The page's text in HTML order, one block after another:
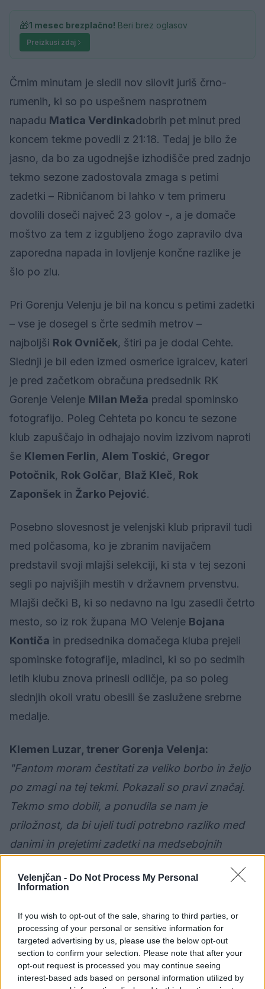
Velenjčan - Do Not Process My Personal
Information
If you wish to opt-out of the sale, sharing to third parties, or
processing of your personal or sensitive information for
targeted advertising by us, please use the below opt-out
section to confirm your selection. Please note that after your
opt-out request is processed you may continue seeing
interest-based ads based on personal information utilized by
🎁1 mesec brezplačno! Beri brez oglasov
Preizkusi zdaj
Črnim minutam je sledil nov silovit juriš črno-
rumenih, ki so po uspešnem nasprotnem
napadu Matica Verdinkadobrih pet minut pred
koncem tekme povedli z 21:18. Tedaj je bilo že
jasno, da bo za ugodnejše izhodišče pred zadnjo
tekmo sezone zadostovala zmaga s petimi
zadetki – Ribničanom bi lahko v tem primeru
dovolili doseči največ 23 golov -, a je domače
moštvo za tem z izgubljeno žogo zapravilo dva
zaporedna napada in lovljenje končne razlike je
šlo po zlu.
Pri Gorenju Velenju je bil na koncu s petimi zadetki
– vse je dosegel s črte sedmih metrov –
najboljši Rok Ovniček, štiri pa je dodal Cehte.
Slednji je bil eden izmed osmerice igralcev, kateri
je pred začetkom obračuna predsednik RK
Gorenje Velenje Milan Meža predal spominsko
fotografijo. Poleg Cehteta po koncu te sezone
klub zapuščajo in odhajajo novim izzivom naproti
še Klemen Ferlin, Alem Toskić, Gregor
Potočnik, Rok Golčar, Blaž Kleč, Rok
Zaponšek in Žarko Pejović.
Posebno slovesnost je velenjski klub pripravil tudi
med polčasoma, ko je zbranim navijačem
predstavil svoji mlajši selekciji, ki sta v tej sezoni
segli po najvišjih mestih v državnem prvenstvu.
Mlajši dečki B, ki so nedavno na Igu zasedli četrto
mesto, so iz rok župana MO Velenje Bojana
Kontiča in predsednika domačega kluba prejeli
spominske fotografije, mladinci, ki so po sedmih
letih klubu znova prinesli odličje, pa so poleg
slednjih okoli vratu obesili še zaslužene srebrne
medalje.
Klemen Luzar, trener Gorenja Velenja:
"Fantom moram čestitati za veliko borbo in željo
po zmagi na tej tekmi. Pokazali so pravi značaj.
Tekmo smo dobili, a ponudila se nam je
priložnost, da bi ujeli tudi potrebno razliko med
danimi in prejetimi zadetki na medsebojnih
ostaja! Do konca sezone nas loči petkova tekma,
Dokler bodo možnosti obstajale, bomo mi verjeli,
da lahko situacijo obrnemo sebi v prid. V tednu,
ki prihaja se bomo tako obnašali tudi na treningih
in naredili vse, da tekmo s Celjani dobimo."